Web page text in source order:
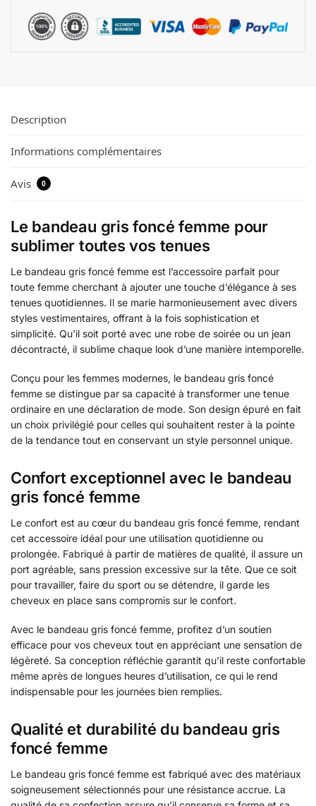
Description
Informations complémentaires
Avis 0
Le bandeau gris foncé femme pour
sublimer toutes vos tenues
Le bandeau gris foncé femme est l’accessoire parfait pour
toute femme cherchant à ajouter une touche d’élégance à ses
tenues quotidiennes. Il se marie harmonieusement avec divers
styles vestimentaires, offrant à la fois sophistication et
simplicité. Qu’il soit porté avec une robe de soirée ou un jean
décontracté, il sublime chaque look d’une manière intemporelle.
Conçu pour les femmes modernes, le bandeau gris foncé
femme se distingue par sa capacité à transformer une tenue
ordinaire en une déclaration de mode. Son design épuré en fait
un choix privilégié pour celles qui souhaitent rester à la pointe
de la tendance tout en conservant un style personnel unique.
Confort exceptionnel avec le bandeau
gris foncé femme
Le confort est au cœur du bandeau gris foncé femme, rendant
cet accessoire idéal pour une utilisation quotidienne ou
prolongée. Fabriqué à partir de matières de qualité, il assure un
port agréable, sans pression excessive sur la tête. Que ce soit
pour travailler, faire du sport ou se détendre, il garde les
cheveux en place sans compromis sur le confort.
Avec le bandeau gris foncé femme, profitez d’un soutien
efficace pour vos cheveux tout en appréciant une sensation de
légèreté. Sa conception réfléchie garantit qu’il reste confortable
même après de longues heures d’utilisation, ce qui le rend
indispensable pour les journées bien remplies.
Qualité et durabilité du bandeau gris
foncé femme
Le bandeau gris foncé femme est fabriqué avec des matériaux
soigneusement sélectionnés pour une résistance accrue. La